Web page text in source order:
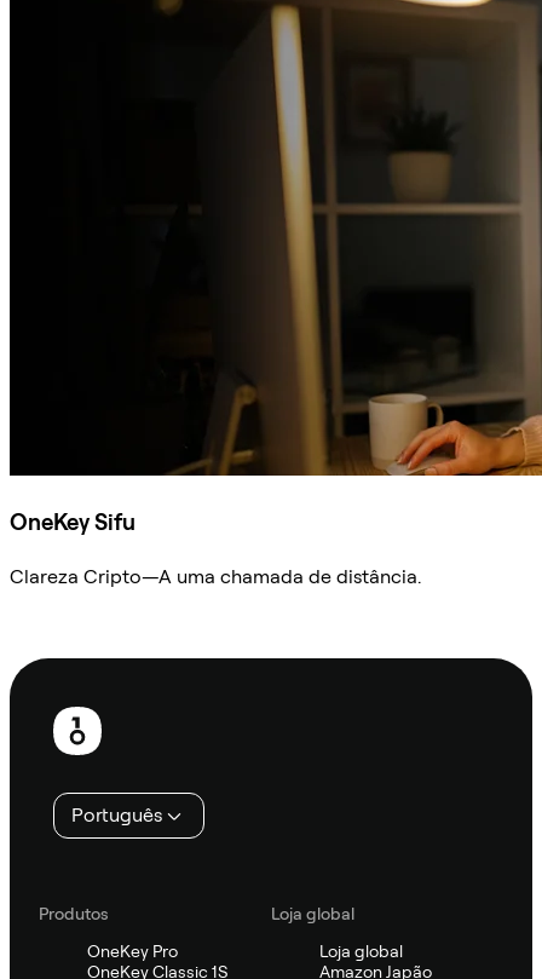
OneKey Sifu
Clareza Cripto—A uma chamada de distância.
Rodapé
Português
Produtos
OneKey Pro
OneKey Classic 1S
Loja global
Loja global
Amazon Japão